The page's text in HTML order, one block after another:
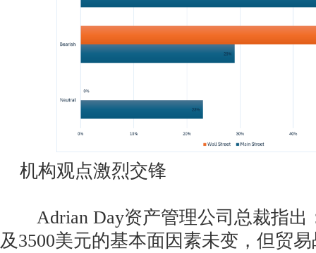
机构观点激烈交锋
Adrian Day资产管理公司总裁指出
及3500美元的基本面因素未变，但贸